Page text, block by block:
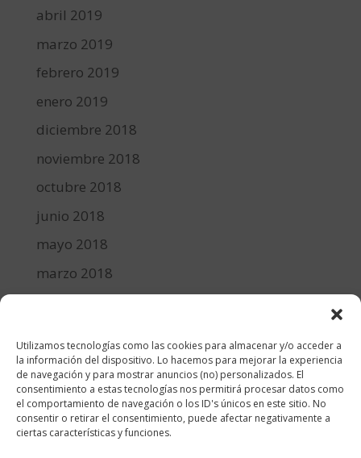
Utilizamos tecnologías como las cookies para almacenar y/o acceder a
la información del dispositivo. Lo hacemos para mejorar la experiencia
de navegación y para mostrar anuncios (no) personalizados. El
consentimiento a estas tecnologías nos permitirá procesar datos como
el comportamiento de navegación o los ID's únicos en este sitio. No
consentir o retirar el consentimiento, puede afectar negativamente a
ciertas características y funciones.
abril 2019
marzo 2019
febrero 2019
enero 2019
diciembre 2018
noviembre 2018
octubre 2018
junio 2018
mayo 2018
marzo 2018
diciembre 2017
Categorías
cocina y recetas